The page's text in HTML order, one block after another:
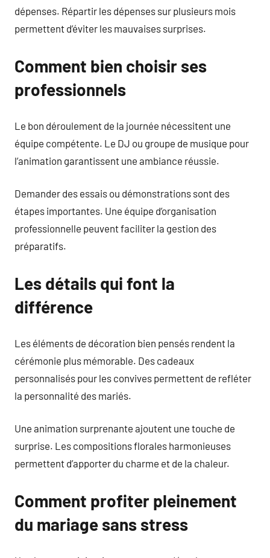
dépenses. Répartir les dépenses sur plusieurs mois
permettent d’éviter les mauvaises surprises.
Comment bien choisir ses
professionnels
Le bon déroulement de la journée nécessitent une
équipe compétente. Le DJ ou groupe de musique pour
l’animation garantissent une ambiance réussie.
Demander des essais ou démonstrations sont des
étapes importantes. Une équipe d’organisation
professionnelle peuvent faciliter la gestion des
préparatifs.
Les détails qui font la
différence
Les éléments de décoration bien pensés rendent la
cérémonie plus mémorable. Des cadeaux
personnalisés pour les convives permettent de refléter
la personnalité des mariés.
Une animation surprenante ajoutent une touche de
surprise. Les compositions florales harmonieuses
permettent d’apporter du charme et de la chaleur.
Comment profiter pleinement
du mariage sans stress